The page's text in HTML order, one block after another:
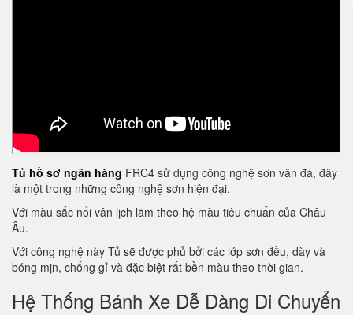
Tủ hồ sơ ngân hàng FRC4 sử dụng công nghệ sơn vân đá, đây
là một trong những công nghệ sơn hiện đại.
Với màu sắc nổi vân lịch lãm theo hệ màu tiêu chuẩn của Châu
Âu.
Với công nghệ này Tủ sẽ được phủ bởi các lớp sơn đều, dày và
bóng mịn, chống gỉ và đặc biệt rất bền màu theo thời gian.
Hệ Thống Bánh Xe Dễ Dàng Di Chuyển